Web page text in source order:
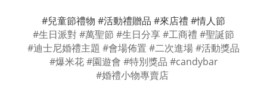
#兒童節禮物 #活動禮贈品 #來店禮 #情人節
#生日派對 #萬聖節 #生日分享 #工商禮 #聖誕節
#迪士尼婚禮主題 #會場佈置 #二次進場 #活動獎品
#爆米花 #園遊會 #特別獎品 #candybar
#婚禮小物專賣店